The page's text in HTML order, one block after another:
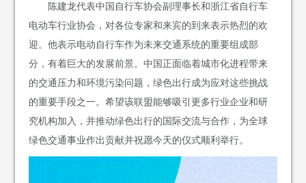
陈建龙代表中国自行车协会副理事长和浙江省自行车
电动车行业协会，对各位专家和来宾的到来表示热烈的欢
迎。他表示电动自行车作为未来交通系统的重要组成部
分，有着巨大的发展前景。中国正面临着城市化进程带来
的交通压力和环境污染问题，绿色出行成为应对这些挑战
的重要手段之一。希望该联盟能够吸引更多行业企业和研
究机构加入，并推动绿色出行的国际交流与合作，为全球
绿色交通事业作出贡献并祝愿今天的仪式顺利举行。